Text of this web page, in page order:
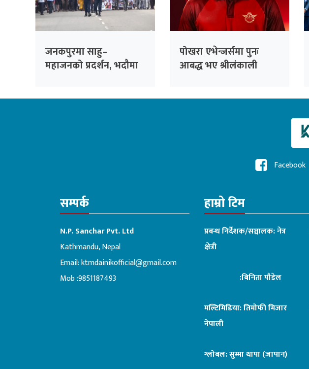
जनकपुरमा साहु–
महाजनको प्रदर्शन, भदौमा
पोखरा एभेन्जर्समा पुनः
आबद्ध भए श्रीलंकाली
Facebook
सम्पर्क
N.P. Sanchar Pvt. Ltd
Kathmandu, Nepal
Email:ktmdainikofficial@gmail.com
Mob :9851187493
हाम्रो टिम
प्रबन्ध निर्देशक/सञ्चालक: नेत्र
क्षेत्री
:बिनिता पौडेल
मल्टिमिडिया: तिमोफी मिजार
नेपाली
ग्लोबल: सुम्मा थापा (जापान)